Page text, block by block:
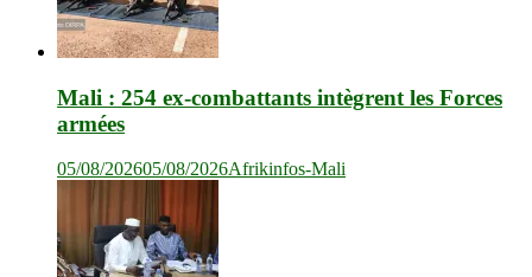
Mali : 254 ex-combattants intègrent les Forces
armées
05/08/202605/08/2026Afrikinfos-Mali